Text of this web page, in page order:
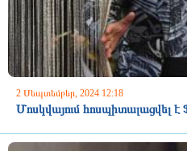
2 Սեպտեմբեր, 2024 12:18
Մոսկվայում հոսպիտալացվել է